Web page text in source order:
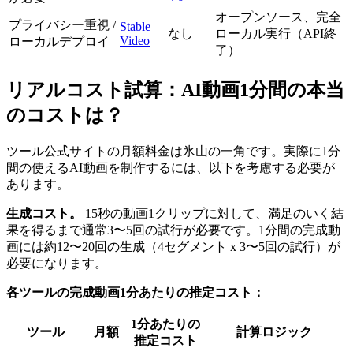
プライバシー重視 /
ローカルデプロイ
Stable
Video
なし
オープンソース、完全
ローカル実行（API終
了）
リアルコスト試算：AI動画1分間の本当
のコストは？
ツール公式サイトの月額料金は氷山の一角です。実際に1分
間の使えるAI動画を制作するには、以下を考慮する必要が
あります。
生成コスト。
15秒の動画1クリップに対して、満足のいく結
果を得るまで通常3〜5回の試行が必要です。1分間の完成動
画には約12〜20回の生成（4セグメント x 3〜5回の試行）が
必要になります。
各ツールの完成動画1分あたりの推定コスト：
ツール 月額
1分あたりの
推定コスト
計算ロジック